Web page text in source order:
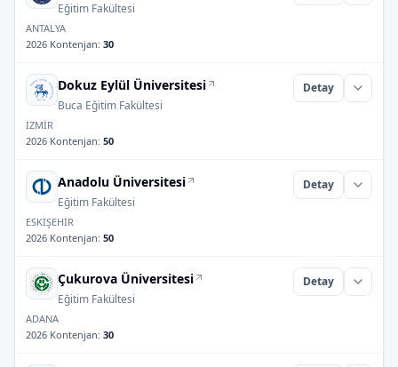
Eğitim Fakültesi
ANTALYA
2026 Kontenjan: 30
Dokuz Eylül Üniversitesi
Buca Eğitim Fakültesi
Detay
İZMİR
2026 Kontenjan: 50
Anadolu Üniversitesi
Eğitim Fakültesi
Detay
ESKİŞEHİR
2026 Kontenjan: 50
Çukurova Üniversitesi
Eğitim Fakültesi
Detay
ADANA
2026 Kontenjan: 30